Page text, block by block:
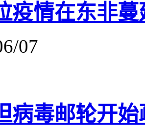
疫情在东非
07
病毒邮轮开